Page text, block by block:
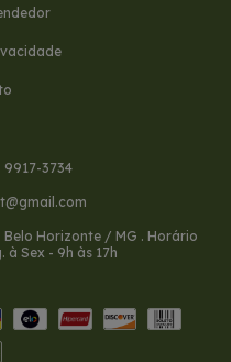
9917-3734
Belo Horizonte / MG . Horário
à Sex - 9h às 17h